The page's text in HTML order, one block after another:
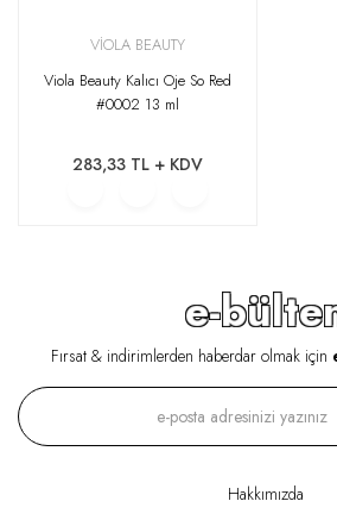
VİOLA BEAUTY
Viola Beauty Kalıcı Oje So Red
#0002 13 ml
283,33 TL + KDV
e-
Fırsat & indirimlerden haberdar olmak için
Hakkımızda